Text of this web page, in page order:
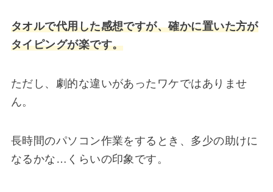
タオルで代用した感想ですが、確かに置いた方が
タイピングが楽です。
ただし、劇的な違いがあったワケではありませ
ん。
長時間のパソコン作業をするとき、多少の助けに
なるかな…くらいの印象です。